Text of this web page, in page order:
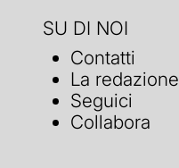
SU DI NOI
Contatti
La redazione
Seguici
Collabora